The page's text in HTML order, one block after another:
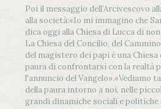
Poi il messaggio dell’Arcivescovo
alla società:«Io mi immagino che
dica oggi alla Chiesa di Lucca di
La Chiesa del Concilio, del
del magistero dei papi è una Chiesa
paura di confrontarsi con la realtà
l'annuncio del Vangelo».«Vediamo
della paura intorno a noi, nelle
grandi dinamiche sociali e politiche